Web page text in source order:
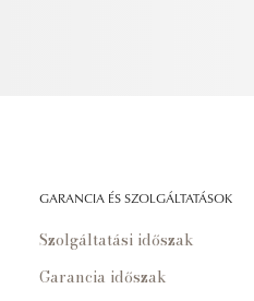
GARANCIA ÉS SZOLGÁLTATÁSOK
Szolgáltatási időszak
Garancia időszak